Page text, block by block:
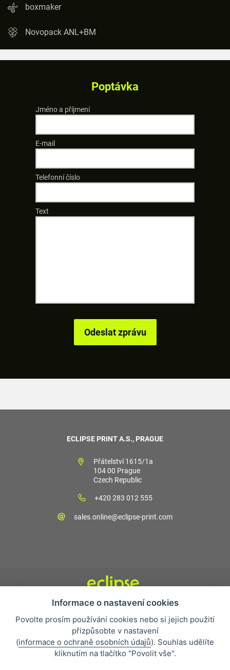
boxmaker
Novopack ANL+BM
Poptávka
Jméno a příjmení
E-mail
Telefonní číslo
Text
ECLIPSE PRINT A.S., PRAGUE
Přátelství 1615/1a
104 00 Prague
Czech Republic
+420 283 012 555
sales.online@eclipse-print.com
Obchodní podmínky
Nejčastější otázky
Ochrana osobních údajů
O společnosti
Whistleblowing
Informace o nastavení cookies
Povolte prosím používání cookies nebo si jejich použití
přizpůsobte v nastavení
(informace o ochraně osobních údajů). Souhlas udělíte
kliknutím na tlačítko "Povolit vše".